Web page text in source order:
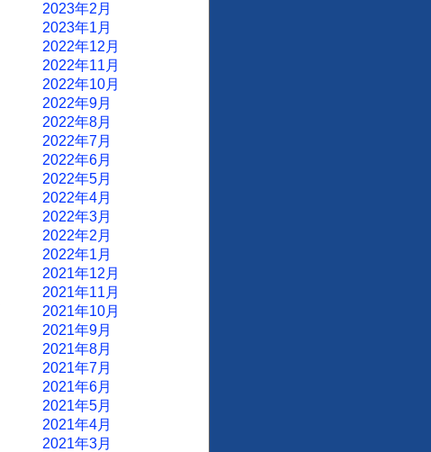
2023年2月
2023年1月
2022年12月
2022年11月
2022年10月
2022年9月
2022年8月
2022年7月
2022年6月
2022年5月
2022年4月
2022年3月
2022年2月
2022年1月
2021年12月
2021年11月
2021年10月
2021年9月
2021年8月
2021年7月
2021年6月
2021年5月
2021年4月
2021年3月